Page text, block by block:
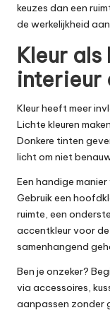
keuzes dan een
de werkelijkheid
Kleur als
interieur
Kleur heeft meer
Lichte kleuren
Donkere tinten
licht om niet
Een handige
Gebruik een
ruimte, een
accentkleur voor
samenhangend
Ben je onzeker?
via accessoires,
aanpassen zonder